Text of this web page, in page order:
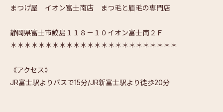
まつげ屋 イオン富士南店 まつ毛と眉毛の専門店
静岡県富士市鮫島１１８－１０イオン富士南２Ｆ
＊＊＊＊＊＊＊＊＊＊＊＊＊＊＊＊＊＊＊＊＊＊＊＊
《アクセス》
JR富士駅よりバスで15分/JR新富士駅より徒歩20分